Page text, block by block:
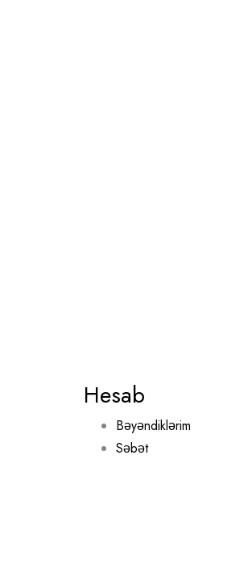
Hesab
Bəyəndiklərim
Səbət